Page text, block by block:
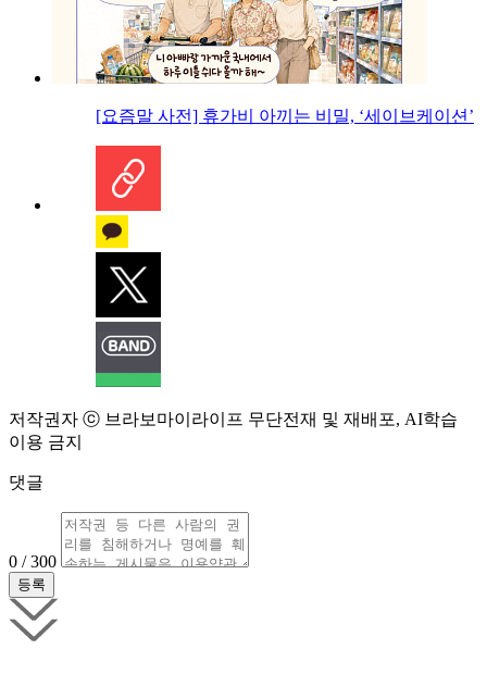
[요즘말 사전] 휴가비 아끼는 비밀, ‘세이브케이션’
저작권자 ⓒ 브라보마이라이프 무단전재 및 재배포, AI학습
이용 금지
댓글
0 / 300